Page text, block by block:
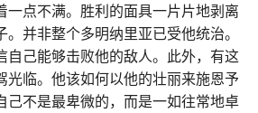
一点不满。胜利的面具一片片地剥离
并非整个多明纳里亚已受他统治。
自己能够击败他的敌人。此外，有这
光临。他该如何以他的壮丽来施恩予
己不是最卑微的，而是一如往常地卓